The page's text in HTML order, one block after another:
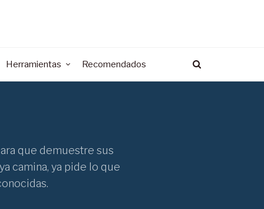
Herramientas Recomendados
que demuestre sus
camina, ya pide lo que